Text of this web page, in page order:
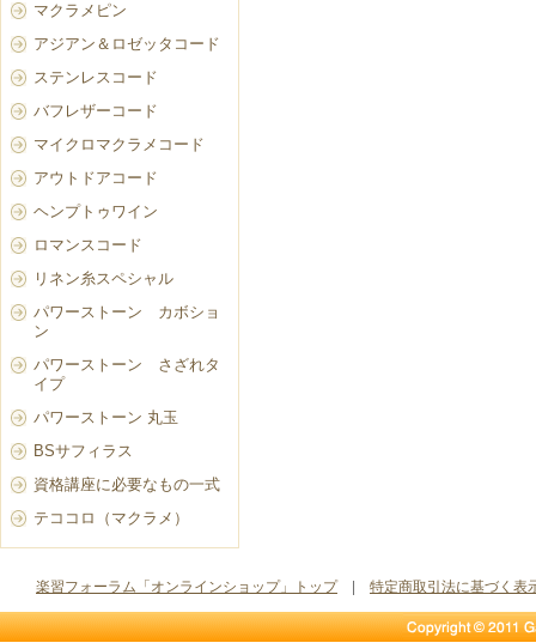
マクラメピン
アジアン＆ロゼッタコード
ステンレスコード
バフレザーコード
マイクロマクラメコード
アウトドアコード
ヘンプトゥワイン
ロマンスコード
リネン糸スペシャル
パワーストーン カボショ
ン
パワーストーン さざれタ
イプ
パワーストーン 丸玉
BSサフィラス
資格講座に必要なもの一式
テココロ（マクラメ）
楽習フォーラム「オンラインショップ」トップ| 特定商取引法に基づく表